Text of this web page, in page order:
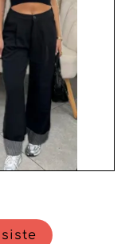
à votre
les
Misez sur
faire de
en